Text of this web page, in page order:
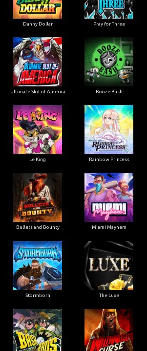
Danny Dollar Pray for Three
Ultimate Slot of America Booze Bash
Le King Rainbow Princess
Bullets and Bounty Miami Mayhem
Stormborn The Luxe